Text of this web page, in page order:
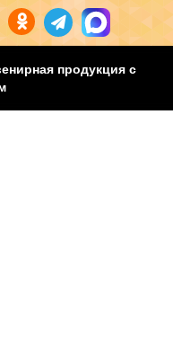
продукция с